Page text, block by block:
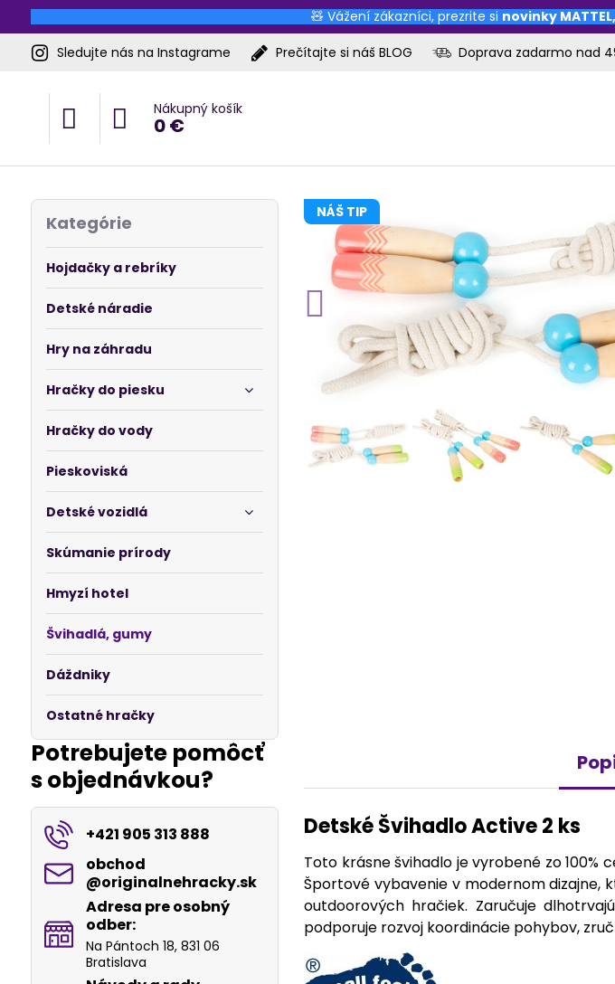
🧸 Vážení zákazníci, prezrite si novinky MATTEL,
Sledujte nás na Instagrame
Prečítajte si náš BLOG Doprava zadarmo nad
Nákupný košík
0 €
NÁŠ TIP
Detské Švihadlo Active 2 ks
Toto krásne švihadlo je vyrobené zo
Športové vybavenie v modernom
outdoorových hračiek. Zaručuje
podporuje rozvoj koordinácie pohybov,
Kategórie
Hojdačky a rebríky
Detské náradie
Hry na záhradu
Hračky do piesku
Hračky do vody
Pieskoviská
Detské vozidlá
Skúmanie prírody
Hmyzí hotel
Švihadlá, gumy
Dáždniky
Ostatné hračky
Potrebujete pomôcť
s objednávkou?
+421 905 313 888
obchod​
@originalnehracky​.sk
Adresa pre osobný
odber:
Na Pántoch 18, 831 06
Bratislava